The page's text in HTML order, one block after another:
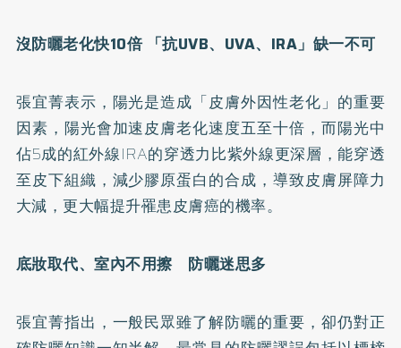
沒防曬老化快10倍 「抗UVB、UVA、IRA」缺一不可
張宜菁表示，陽光是造成「皮膚外因性老化」的重要
因素，陽光會加速皮膚老化速度五至十倍，而陽光中
佔5成的紅外線IRA的穿透力比紫外線更深層，能穿透
至皮下組織，減少膠原蛋白的合成，導致皮膚屏障力
大減，更大幅提升罹患皮膚癌的機率。
底妝取代、室內不用擦 防曬迷思多
張宜菁指出，一般民眾雖了解防曬的重要，卻仍對正